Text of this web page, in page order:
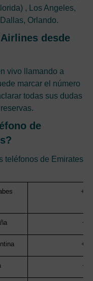
, Los Angeles,
Orlando.
desde
vivo llamando a
marcar el número
todas sus dudas
de
teléfonos de Emirates